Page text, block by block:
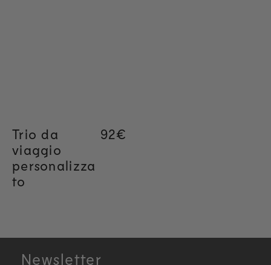
Trio da
viaggio
personalizza
to
Regular price
92€
Newsletter